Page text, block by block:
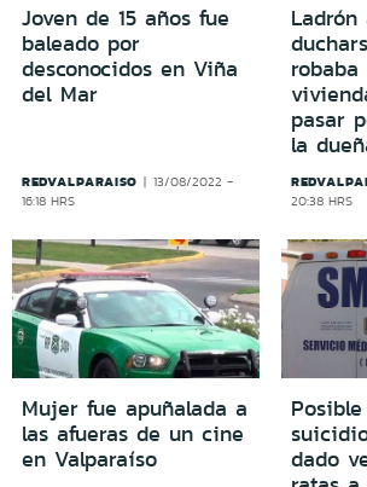
Joven de 15 años fue
baleado por
desconocidos en Viña
del Mar
REDVALPARAISO
13/08/2022 -
16:18 HRS
Ladrón
pasar
la
20:38 HRS
Mujer fue apuñalada a
las afueras de un cine
en Valparaíso
dado